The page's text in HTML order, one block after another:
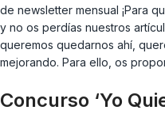
de newsletter mensual ¡Para
y no os perdías nuestros
queremos quedarnos ahí,
mejorando. Para ello, os
Concurso ‘Yo